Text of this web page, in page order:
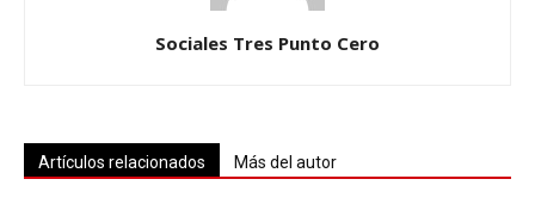
Sociales Tres Punto Cero
Artículos relacionados Más del autor